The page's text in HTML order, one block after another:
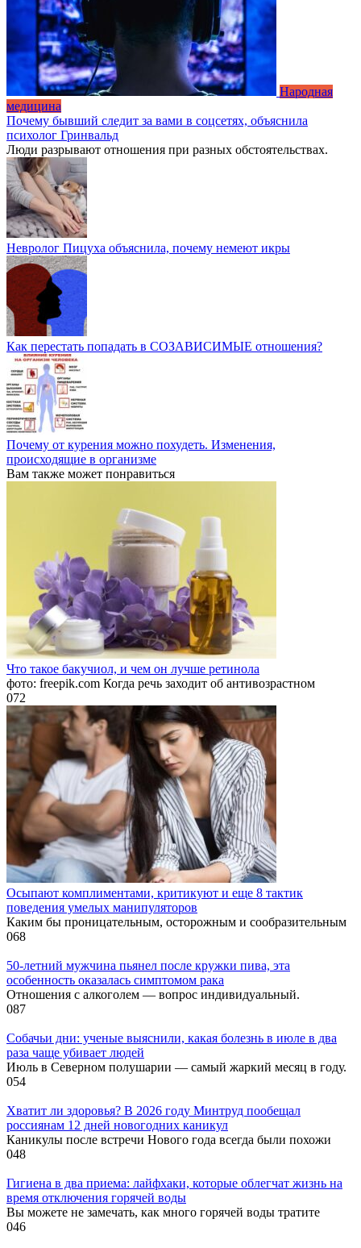
Народная
медицина
Почему бывший следит за вами в соцсетях, объяснила
психолог Гринвальд
Люди разрывают отношения при разных обстоятельствах.
Невролог Пицуха объяснила, почему немеют икры
Как перестать попадать в СОЗАВИСИМЫЕ отношения?
Почему от курения можно похудеть. Изменения,
происходящие в организме
Вам также может понравиться
Что такое бакучиол, и чем он лучше ретинола
фото: freepik.com Когда речь заходит об антивозрастном
072
Осыпают комплиментами, критикуют и еще 8 тактик
поведения умелых манипуляторов
Каким бы проницательным, осторожным и сообразительным
068
50-летний мужчина пьянел после кружки пива, эта
особенность оказалась симптомом рака
Отношения с алкоголем — вопрос индивидуальный.
087
Собачьи дни: ученые выяснили, какая болезнь в июле в два
раза чаще убивает людей
Июль в Северном полушарии — самый жаркий месяц в году.
054
Хватит ли здоровья? В 2026 году Минтруд пообещал
россиянам 12 дней новогодних каникул
Каникулы после встречи Нового года всегда были похожи
048
Гигиена в два приема: лайфхаки, которые облегчат жизнь на
время отключения горячей воды
Вы можете не замечать, как много горячей воды тратите
046